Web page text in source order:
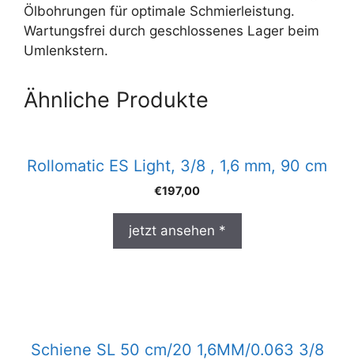
Ölbohrungen für optimale Schmierleistung.
Wartungsfrei durch geschlossenes Lager beim
Umlenkstern.
Ähnliche Produkte
Rollomatic ES Light, 3/8 , 1,6 mm, 90 cm
€197,00
jetzt ansehen *
Schiene SL 50 cm/20 1,6MM/0.063 3/8